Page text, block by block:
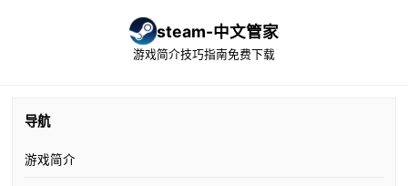
steam-中文管家
游戏简介技巧指南免费下载
导航
游戏简介